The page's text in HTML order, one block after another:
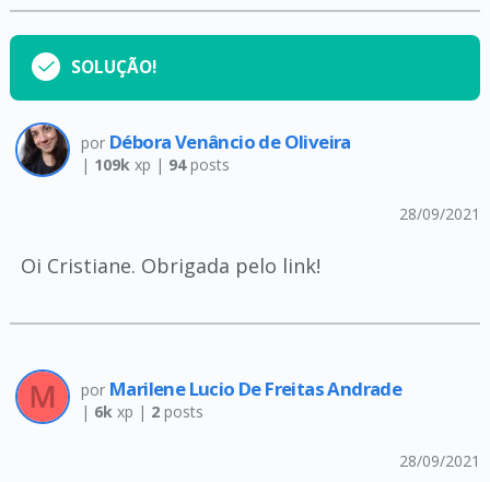
SOLUÇÃO!
por Débora Venâncio de Oliveira
| 109kxp | 94posts
28/09/2021
Oi Cristiane. Obrigada pelo link!
por Marilene Lucio De Freitas Andrade
| 6kxp | 2posts
28/09/2021